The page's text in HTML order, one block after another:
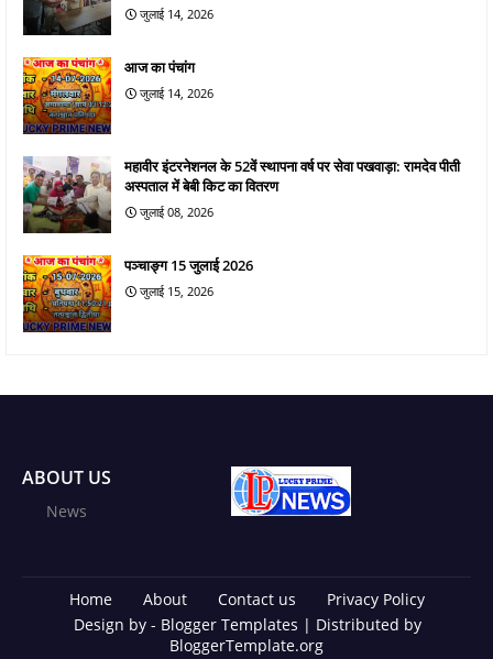
जुलाई 14, 2026
आज का पंचांग
जुलाई 14, 2026
महावीर इंटरनेशनल के 52वें स्थापना वर्ष पर सेवा पखवाड़ा: रामदेव पीती
अस्पताल में बेबी किट का वितरण
जुलाई 08, 2026
पञ्चाङ्ग 15 जुलाई 2026
जुलाई 15, 2026
ABOUT US
News
Home About Contact us
Privacy Policy
Design by - Blogger Templates | Distributed by
BloggerTemplate.org